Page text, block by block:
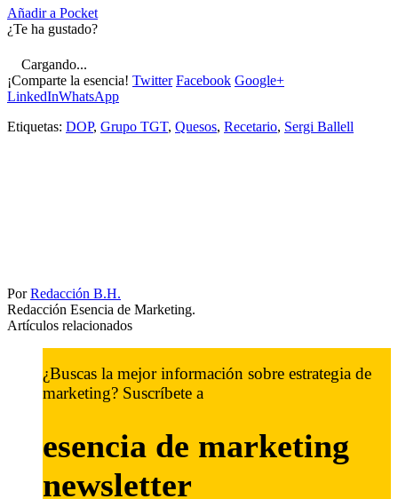
Añadir a Pocket
¿Te ha gustado?
Cargando...
¡Comparte la esencia! Twitter Facebook Google+
LinkedInWhatsApp
Etiquetas: DOP, Grupo TGT, Quesos, Recetario, Sergi Ballell
PorRedacción B.H.
Redacción Esencia de Marketing.
Artículos relacionados
¿Buscas la mejor información sobre estrategia de
marketing? Suscríbete a
esencia de marketing
newsletter